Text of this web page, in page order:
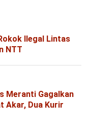
Ilegal Lintas
NTT
Meranti Gagalkan
Akar, Dua Kurir